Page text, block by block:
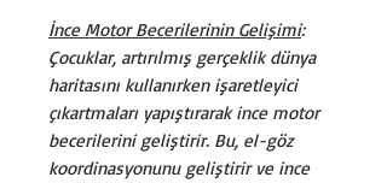
İnce Motor Becerilerinin Gelişimi:
Çocuklar, artırılmış gerçeklik dünya
haritasını kullanırken işaretleyici
çıkartmaları yapıştırarak ince motor
becerilerini geliştirir. Bu, el-göz
koordinasyonunu geliştirir ve ince